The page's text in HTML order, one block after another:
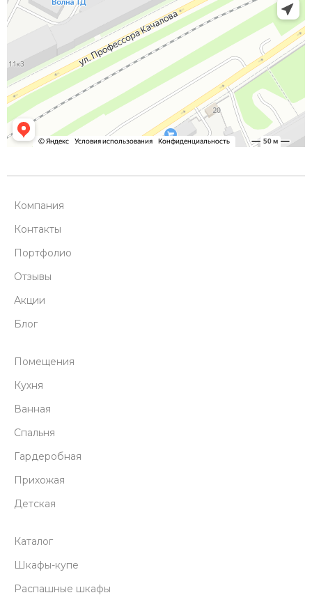
Компания
Контакты
Портфолио
Отзывы
Акции
Блог
Помещения
Кухня
Ванная
Спальня
Гардеробная
Прихожая
Детская
Каталог
Шкафы-купе
Распашные шкафы